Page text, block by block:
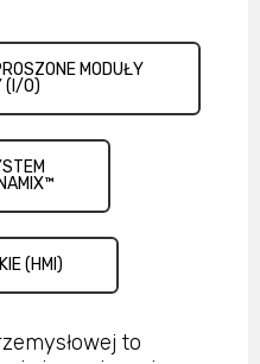
MODUŁY
(I/O)
(HMI)​
to